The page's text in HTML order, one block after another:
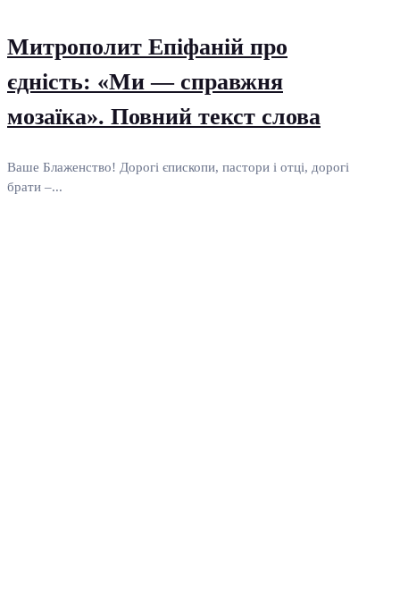
Митрополит Епіфаній про
єдність: «Ми — справжня
мозаїка». Повний текст слова
Ваше Блаженство! Дорогі єпископи, пастори і отці, дорогі
брати –...